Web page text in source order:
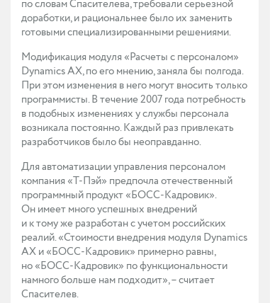
по словам Спасителева, требовали серьезной
доработки, и рациональнее было их заменить
готовыми специализированными решениями.
Модификация модуля «Расчеты с персоналом»
Dynamics AX, по его мнению, заняла бы полгода.
При этом изменения в него могут вносить только
программисты. В течение 2007 года потребность
в подобных изменениях у службы персонала
возникала постоянно. Каждый раз привлекать
разработчиков было бы неоправданно.
Для автоматизации управления персоналом
компания «Т-Пэй» предпочла отечественный
программный продукт «БОСС-Кадровик».
Он имеет много успешных внедрений
и к тому же разработан с учетом российских
реалий. «Стоимости внедрения модуля Dynamics
AX и «БОСС-Кадровик» примерно равны,
но «БОСС-Кадровик» по функциональности
намного больше нам подходит», – считает
Спасителев.